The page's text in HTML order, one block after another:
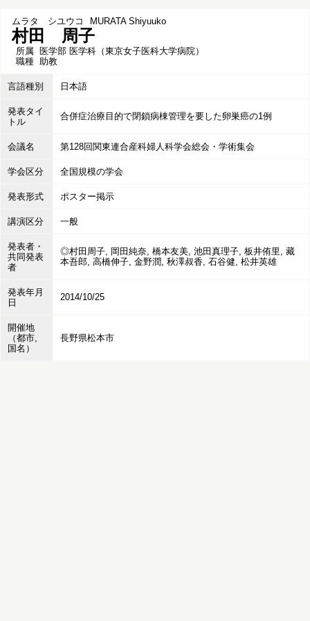
ムラタ シユウコ MURATA Shiyuuko
村田 周子
所属 医学部 医学科（東京女子医科大学病院）
職種 助教
言語種別 日本語
発表タイ
トル
合併症治療目的で閉鎖病棟管理を要した卵巣癌の1例
会議名 第128回関東連合産科婦人科学会総会・学術集会
学会区分 全国規模の学会
発表形式 ポスター掲示
講演区分 一般
発表者・
共同発表
者
◎村田周子, 岡田純奈, 橋本友美, 池田真理子, 板井侑里, 藏
本吾郎, 高橋伸子, 金野潤, 秋澤叔香, 石谷健, 松井英雄
発表年月
日
2014/10/25
開催地
（都市,
国名）
長野県松本市